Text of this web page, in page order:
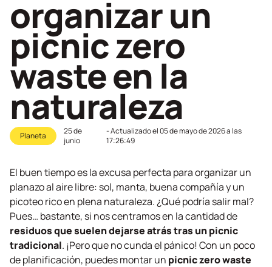
organizar un
picnic zero
waste en la
naturaleza
Planeta
25 de
junio
- Actualizado el05 de mayo de 2026 a las
17:26:49
El buen tiempo es la excusa perfecta para organizar un
planazo al aire libre: sol, manta, buena compañía y un
picoteo rico en plena naturaleza. ¿Qué podría salir mal?
Pues… bastante, si nos centramos en la cantidad de
residuos que suelen dejarse atrás tras un picnic
tradicional. ¡Pero que no cunda el pánico! Con un poco
de planificación, puedes montar un picniczero waste